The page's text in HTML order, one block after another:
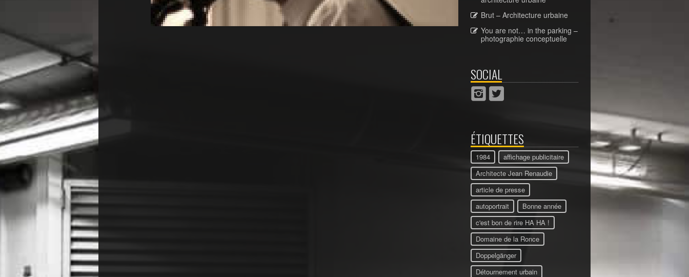
Brut – Architecture urbaine
You are not… in the parking –
photographie conceptuelle
SOCIAL
ÉTIQUETTES
1984
affichage publicitaire
Architecte Jean Renaudie
article de presse
autoportrait
Bonne année
c'est bon de rire HA HA !
Domaine de la Ronce
Doppelgänger
Détournement urbain